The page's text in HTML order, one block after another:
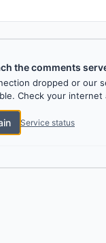
the comments
dropped or our
Check your internet
Service status